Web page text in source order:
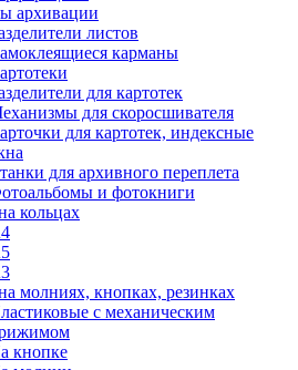
архивации
листов
карманы
для картотек
для скоросшивателя
для картотек, индексные
для архивного переплета
и фотокниги
кольцах
молниях, кнопках, резинках
с механическим
кнопке